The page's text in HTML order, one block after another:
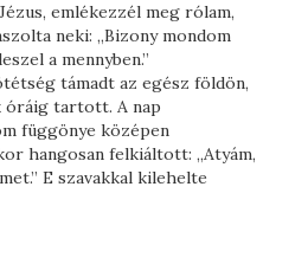
emlékezzél meg rólam,
neki: „Bizony mondom
a mennyben.”
támadt az egész földön,
óráig tartott. A nap
függönye középen
hangosan felkiáltott: „Atyám,
E szavakkal kilehelte